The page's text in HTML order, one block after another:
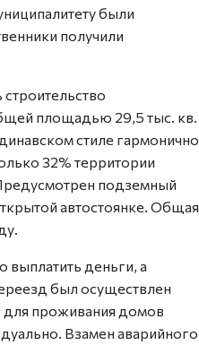
были
получили
площадью 29,5 тыс. кв.
стиле гармонично
32% территории
подземный
автостоянке. Общая
выплатить деньги, а
был осуществлен
проживания домов
Взамен аварийного